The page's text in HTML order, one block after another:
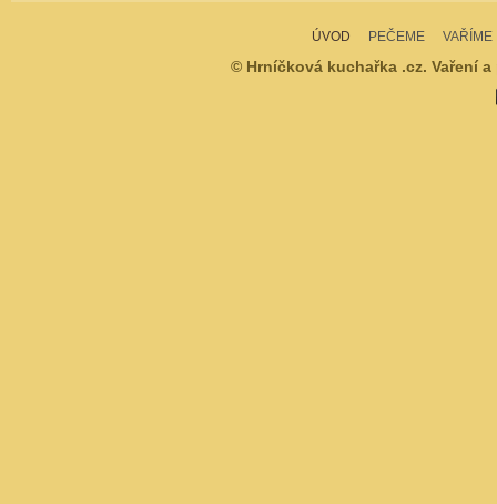
ÚVOD PEČEME VAŘÍME
© Hrníčková kuchařka .cz. Vaření